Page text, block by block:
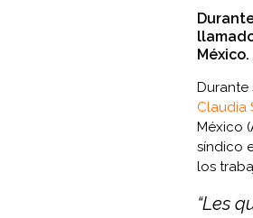
México.
Durante
Claudia
México
síndico
los
“Les